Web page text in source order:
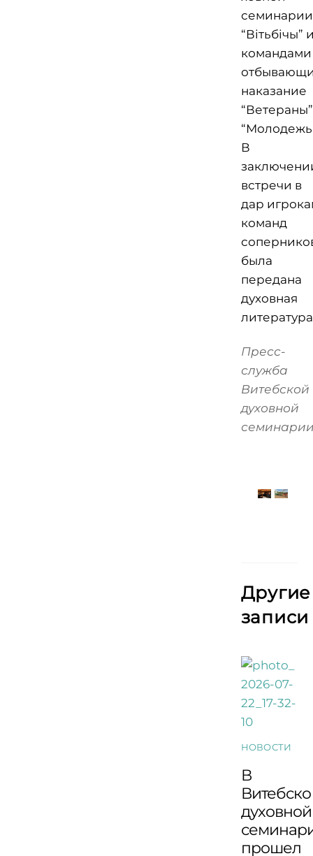
семинарии
“Вітьбічы”
командами
наказание
В
встречи в
дар
команд
была
передана
духовная
Пресс-
служба
Витебской
духовной
Другие
записи
НОВОСТИ
В
духовной
прошел